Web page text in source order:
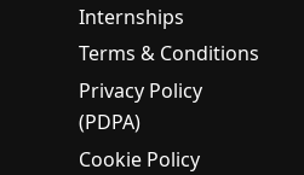
Internships
Terms & Conditions
Privacy Policy
(PDPA)
Cookie Policy